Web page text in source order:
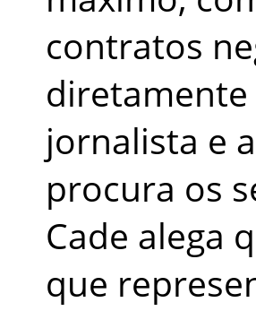
contratos
jornalista e
procura os
Cade alega
que